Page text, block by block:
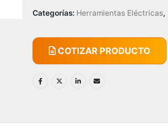
Categorías: Herramientas Eléctricas,
COTIZAR PRODUCTO